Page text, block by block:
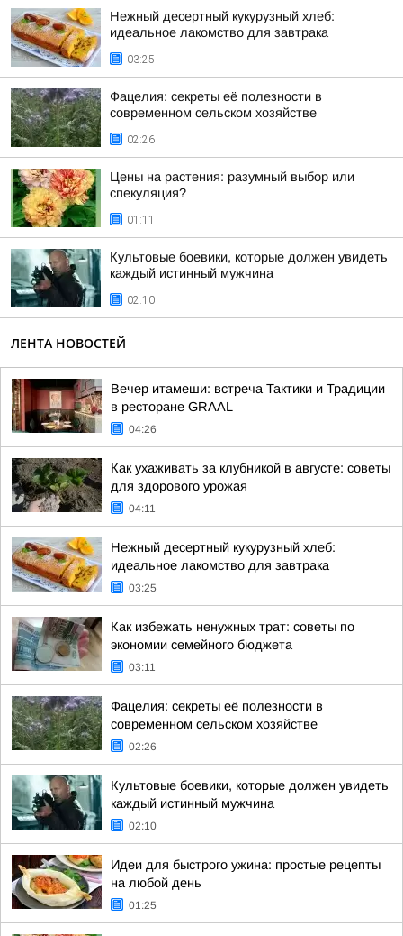
Нежный десертный кукурузный хлеб:
идеальное лакомство для завтрака
03:25
Фацелия: секреты её полезности в
современном сельском хозяйстве
02:26
Цены на растения: разумный выбор или
спекуляция?
01:11
Культовые боевики, которые должен увидеть
каждый истинный мужчина
02:10
ЛЕНТА НОВОСТЕЙ
Вечер итамеши: встреча Тактики и Традиции
в ресторане GRAAL
04:26
Как ухаживать за клубникой в августе: советы
для здорового урожая
04:11
Нежный десертный кукурузный хлеб:
идеальное лакомство для завтрака
03:25
Как избежать ненужных трат: советы по
экономии семейного бюджета
03:11
Фацелия: секреты её полезности в
современном сельском хозяйстве
02:26
Культовые боевики, которые должен увидеть
каждый истинный мужчина
02:10
Идеи для быстрого ужина: простые рецепты
на любой день
01:25